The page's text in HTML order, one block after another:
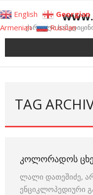
to
contentქართული
TAG
ᲙᲝᲚᲝᲠᲐᲓᲝᲡ
ლალი დათეშიძე,
ენციკლოპედიური
English Georgian
Armenian
Russian